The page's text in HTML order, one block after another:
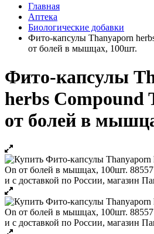
Главная
Аптека
Биологические добавки
Фито-капсулы Thanyaporn
от болей в мышцах, 100шт.
Фито-капсулы
herbs Compound
от болей в